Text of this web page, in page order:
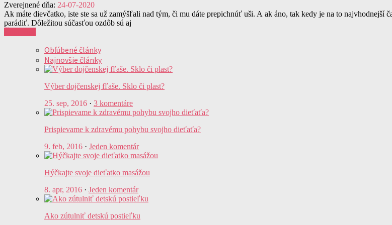
Zverejnené dňa: 24-07-2020
Ak máte dievčatko, iste ste sa už zamýšľali nad tým, či mu dáte prepichnúť uši. A ak áno, tak kedy je na to najvhodnejší
parádiť. Dôležitou súčasťou ozdôb sú aj
Obľúbené články
Najnovšie články
Výber dojčenskej fľaše. Sklo či plast?
25. sep, 2016 · 3 komentáre
Prispievame k zdravému pohybu svojho dieťaťa?
9. feb, 2016 · Jeden komentár
Hýčkajte svoje dieťatko masážou
8. apr, 2016 · Jeden komentár
Ako zútulniť detskú postieľku